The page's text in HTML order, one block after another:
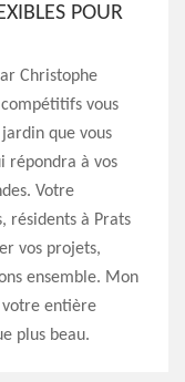
POUR
Christophe
vous
que vous
répondra à vos
Votre
résidents à Prats
vos projets,
ensemble. Mon
entière
plus beau.